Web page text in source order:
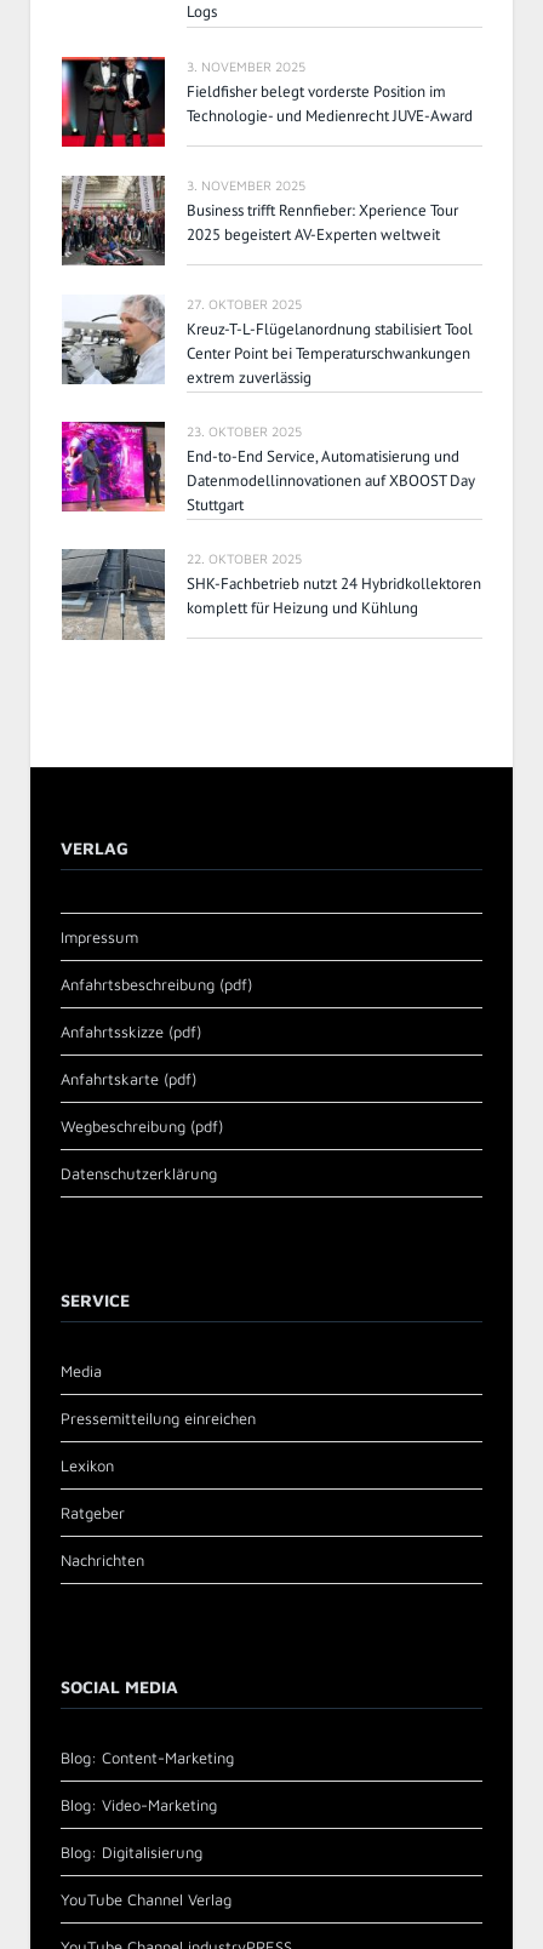
Logs
3. NOVEMBER 2025
Fieldfisher belegt vorderste Position im
Technologie- und Medienrecht JUVE-Award
3. NOVEMBER 2025
Business trifft Rennfieber: Xperience Tour
2025 begeistert AV-Experten weltweit
27. OKTOBER 2025
Kreuz-T-L-Flügelanordnung stabilisiert Tool
Center Point bei Temperaturschwankungen
extrem zuverlässig
23. OKTOBER 2025
End-to-End Service, Automatisierung und
Datenmodellinnovationen auf XBOOST Day
Stuttgart
22. OKTOBER 2025
SHK-Fachbetrieb nutzt 24 Hybridkollektoren
komplett für Heizung und Kühlung
VERLAG
Impressum
Anfahrtsbeschreibung (pdf)
Anfahrtsskizze (pdf)
Anfahrtskarte (pdf)
Wegbeschreibung (pdf)
Datenschutzerklärung
SERVICE
Media
Pressemitteilung einreichen
Lexikon
Ratgeber
Nachrichten
SOCIAL MEDIA
Blog: Content-Marketing
Blog: Video-Marketing
Blog: Digitalisierung
YouTube Channel Verlag